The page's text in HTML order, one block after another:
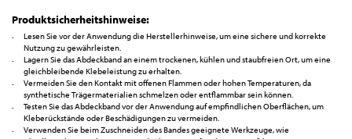
Produktsicherheitshinweise:
Lesen Sie vor der Anwendung die Herstellerhinweise, um eine sichere und korrekte
Nutzung zu gewährleisten.
Lagern Sie das Abdeckband an einem trockenen, kühlen und staubfreien Ort, um eine
gleichbleibende Klebeleistung zu erhalten.
Vermeiden Sie den Kontakt mit offenen Flammen oder hohen Temperaturen, da
synthetische Trägermaterialien schmelzen oder entflammbar sein können.
Testen Sie das Abdeckband vor der Anwendung auf empfindlichen Oberflächen, um
Kleberückstände oder Beschädigungen zu vermeiden.
Verwenden Sie beim Zuschneiden des Bandes geeignete Werkzeuge, wie